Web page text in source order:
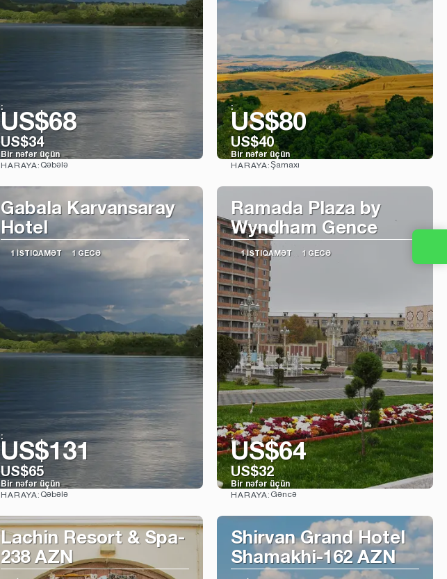
:
US$68
US$34
Bir nəfər üçün
HARAYA: Qəbələ
:
US$80
US$40
Bir nəfər üçün
HARAYA:Şamaxı
Gabala Karvansaray
Hotel
1 İSTIQAMƏT 1 GECƏ
:
US$131
US$65
Bir nəfər üçün
HARAYA: Qəbələ
Ramada Plaza by
Wyndham Gence
1 İSTIQAMƏT 1 GECƏ
:
US$64
US$32
Bir nəfər üçün
HARAYA: Gəncə
Lachin Resort & Spa-
238 AZN
Shirvan Grand Hotel
Shamakhi-162 AZN